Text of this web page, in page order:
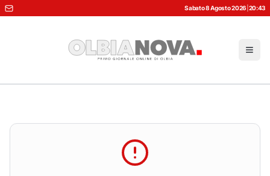
Sabato 8 Agosto 2026 20:43